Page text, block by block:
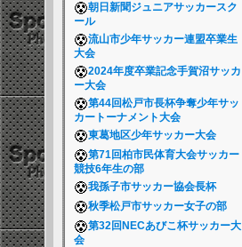
朝日新聞ジュニアサッカースク
ール
流山市少年サッカー連盟卒業生
大会
2024年度卒業記念手賀沼サッカ
ー大会
第44回松戸市長杯争奪少年サッ
カートーナメント大会
東葛地区少年サッカー大会
第71回柏市民体育大会サッカー
競技6年生の部
我孫子市サッカー協会長杯
秋季松戸市サッカー女子の部
第32回NECあびこ杯サッカー大
会